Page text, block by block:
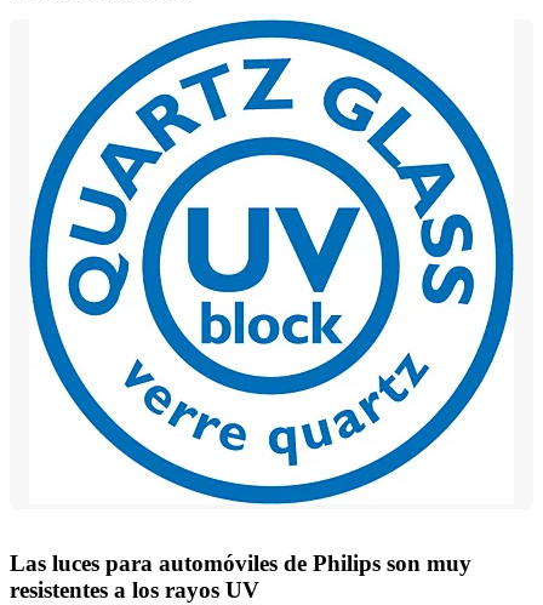
Las luces para automóviles de Philips son muy
resistentes a los rayos UV